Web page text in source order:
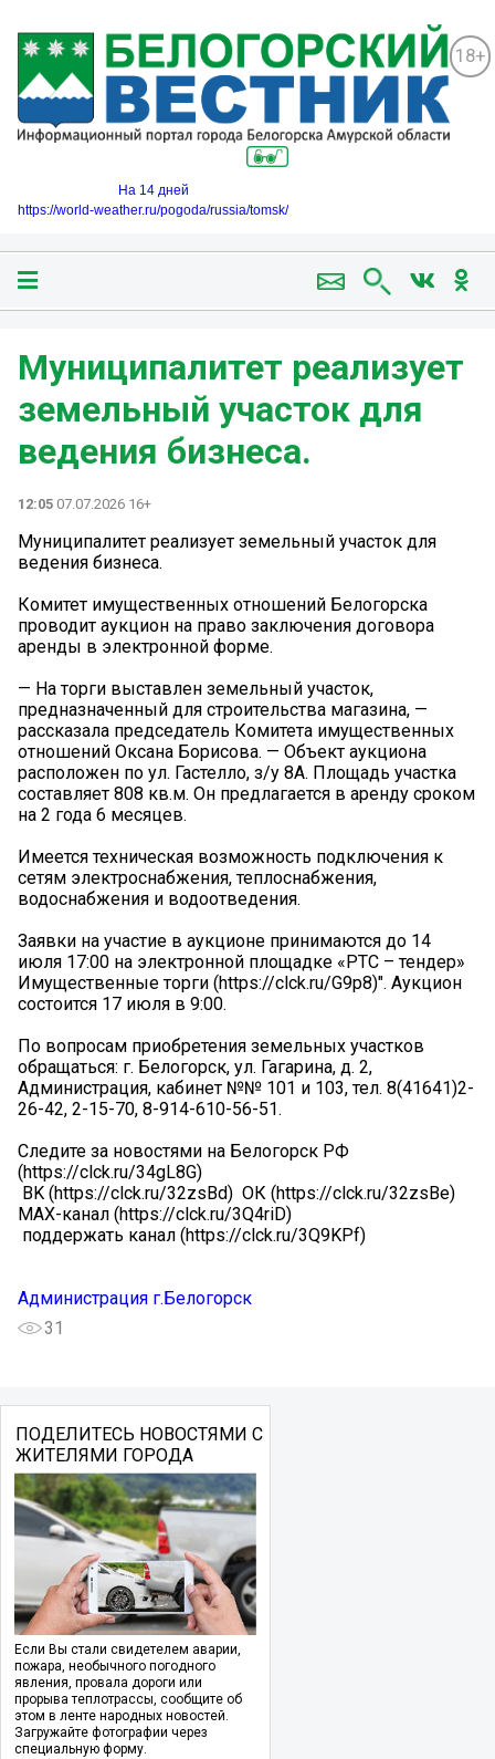
18+
На 14 дней
https://world-weather.ru/pogoda/russia/tomsk/
️Муниципалитет реализует
земельный участок для
ведения бизнеса.
12:05 07.07.2026 16+
️Муниципалитет реализует земельный участок для
ведения бизнеса.
Комитет имущественных отношений Белогорска
проводит аукцион на право заключения договора
аренды в электронной форме.
— На торги выставлен земельный участок,
предназначенный для строительства магазина, —
рассказала председатель Комитета имущественных
отношений Оксана Борисова. — Объект аукциона
расположен по ул. Гастелло, з/у 8А. Площадь участка
составляет 808 кв.м. Он предлагается в аренду сроком
на 2 года 6 месяцев.
Имеется техническая возможность подключения к
сетям электроснабжения, теплоснабжения,
водоснабжения и водоотведения.
Заявки на участие в аукционе принимаются до 14
июля 17:00 на электронной площадке «РТС – тендер»
Имущественные торги (https://clck.ru/G9p8)". Аукцион
состоится 17 июля в 9:00.
По вопросам приобретения земельных участков
обращаться: г. Белогорск, ул. Гагарина, д. 2,
Администрация, кабинет №№ 101 и 103, тел. 8(41641)2-
26-42, 2-15-70, 8-914-610-56-51.
Следите за новостями на Белогорск РФ
(https://clck.ru/34gL8G)
️ ВK (https://clck.ru/32zsBd) ️ ОК (https://clck.ru/32zsBe) ️
MAX-канал (https://clck.ru/3Q4riD)
️ поддержать канал (https://clck.ru/3Q9KPf)
Администрация г.Белогорск
31
ПОДЕЛИТЕСЬ НОВОСТЯМИ С
ЖИТЕЛЯМИ ГОРОДА
Если Вы стали свидетелем аварии,
пожара, необычного погодного
явления, провала дороги или
прорыва теплотрассы, сообщите об
этом в ленте народных новостей.
Загружайте фотографии через
специальную форму.